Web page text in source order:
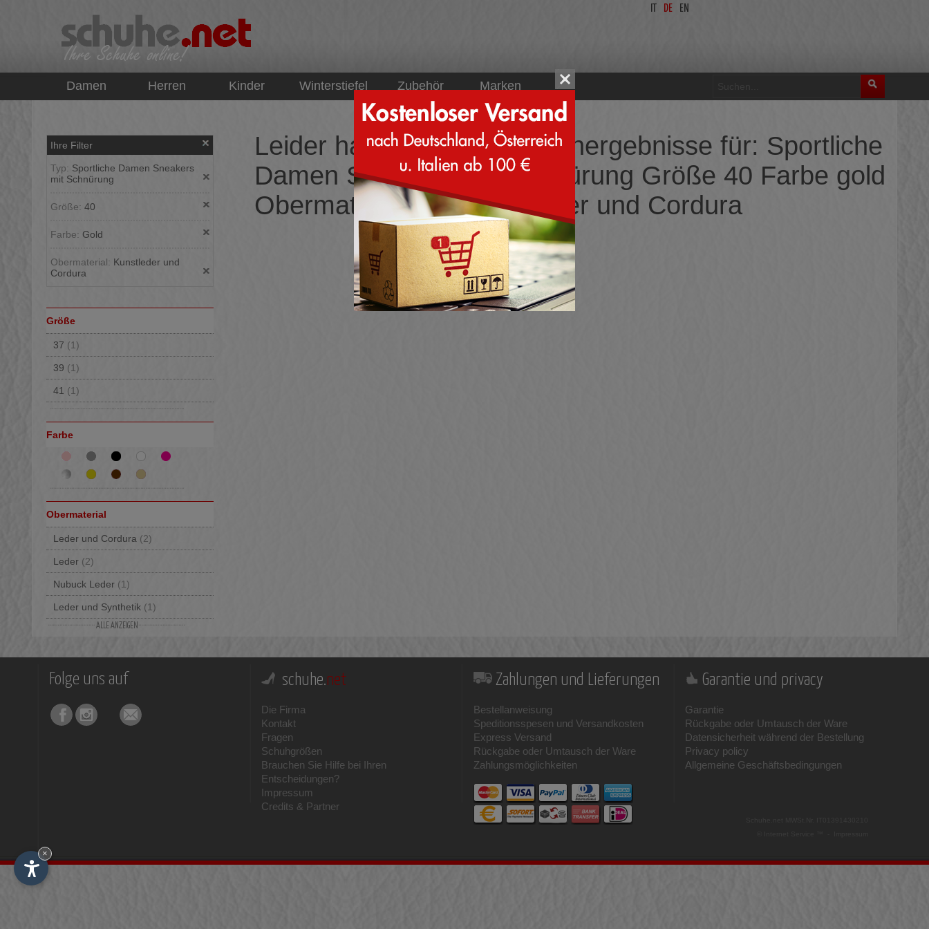
DE EN
Damen Herren Kinder Winterstiefel Zubehör Marken
Ihre Filter
Typ: Sportliche Damen Sneakers
mit Schnürung
Größe: 40
Farbe: Gold
Obermaterial: Kunstleder und
Cordura
Größe
37 (1)
39 (1)
41 (1)
Farbe
Obermaterial
Leder und Cordura (2)
Leder (2)
Nubuck Leder (1)
Leder und Synthetik (1)
Leder und Wildleder
Leider haben wir keine Suchergebnisse für: Sportliche
Damen Sneakers mit Schnürung Größe 40 Farbe gold
Obermaterial aus Kunstleder und Cordura
Folge uns auf schuhe.net
Die Firma
Kontakt
Fragen
Schuhgrößen
Brauchen Sie Hilfe bei Ihren
Entscheidungen?
Impressum
Credits & Partner
Zahlungen und Lieferungen
Bestellanweisung
Speditionsspesen und Versandkosten
Express Versand
Rückgabe oder Umtausch der Ware
Zahlungsmöglichkeiten
Garantie und privacy
Garantie
Rückgabe oder Umtausch der Ware
Datensicherheit während der Bestellung
Privacy policy
Allgemeine Geschäftsbedingungen
×